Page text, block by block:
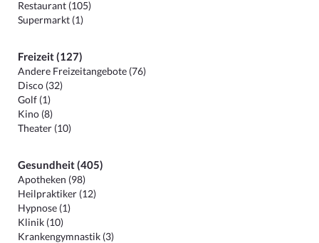
Restaurant (105)
Supermarkt (1)
Freizeit (127)
Andere Freizeitangebote (76)
Disco (32)
Golf (1)
Kino (8)
Theater (10)
Gesundheit (405)
Apotheken (98)
Heilpraktiker (12)
Hypnose (1)
Klinik (10)
Krankengymnastik (3)